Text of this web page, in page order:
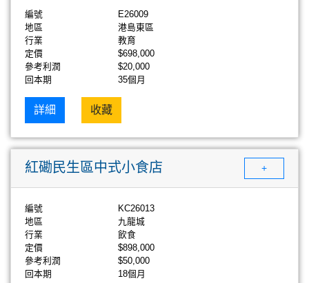
編號
E26009
地區
港島東區
行業
教育
定價
$698,000
參考利潤
$20,000
回本期
35個月
詳細 收藏
紅磡民生區中式小食店 +
編號
KC26013
地區
九龍城
行業
飲食
定價
$898,000
參考利潤
$50,000
回本期
18個月